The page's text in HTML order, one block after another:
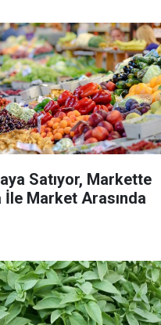
Satıyor, Markette
İle Market Arasında